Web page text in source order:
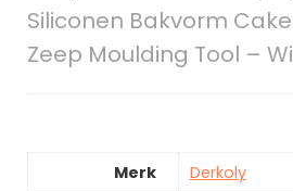
Siliconen Bakvorm
Zeep Moulding Tool –
Merk
Derkoly